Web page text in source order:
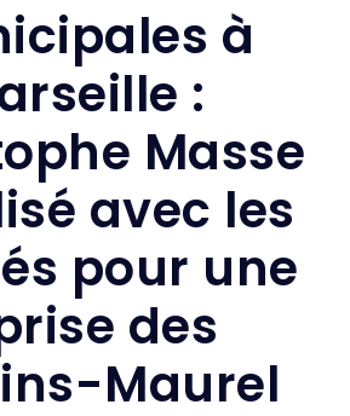
à
:
Masse
avec les
pour une
des
Maurel